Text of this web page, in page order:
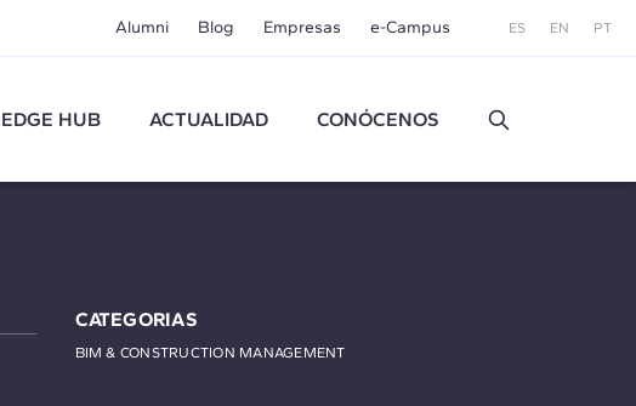
Alumni Blog Empresas e-Campus ES EN PT
HUB ACTUALIDAD CONÓCENOS
CATEGORIAS
BIM & CONSTRUCTION MANAGEMENT